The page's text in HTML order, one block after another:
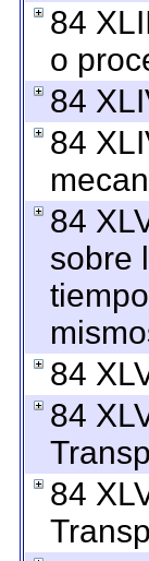
84
o
84
84
84
sobre
84
84
84